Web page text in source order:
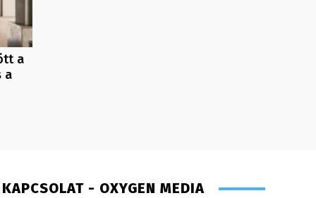
a
a
KAPCSOLAT - OXYGEN MEDIA